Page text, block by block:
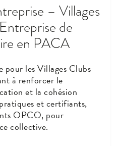
– Villages
de
en PACA
pour les Villages Clubs
à renforcer le
et la cohésion
et certifiants,
OPCO, pour
collective.